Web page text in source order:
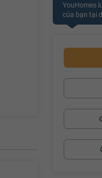
YouHomes
của bạn tại